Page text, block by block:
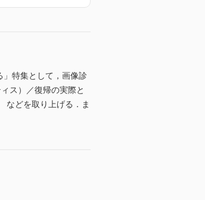
」特集として，画像診
ス）／復帰の実際と
などを取り上げる．ま